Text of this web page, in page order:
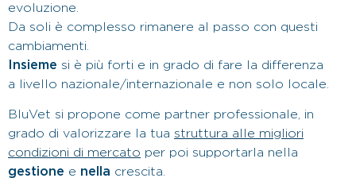
evoluzione.
Da soli è complesso rimanere al passo con questi
cambiamenti.
Insieme si è più forti e in grado di fare la differenza
a livello nazionale/internazionale e non solo locale.
BluVet si propone come partner professionale, in
grado di valorizzare la tua struttura alle migliori
condizioni di mercato per poi supportarla nella
gestione e nella crescita.